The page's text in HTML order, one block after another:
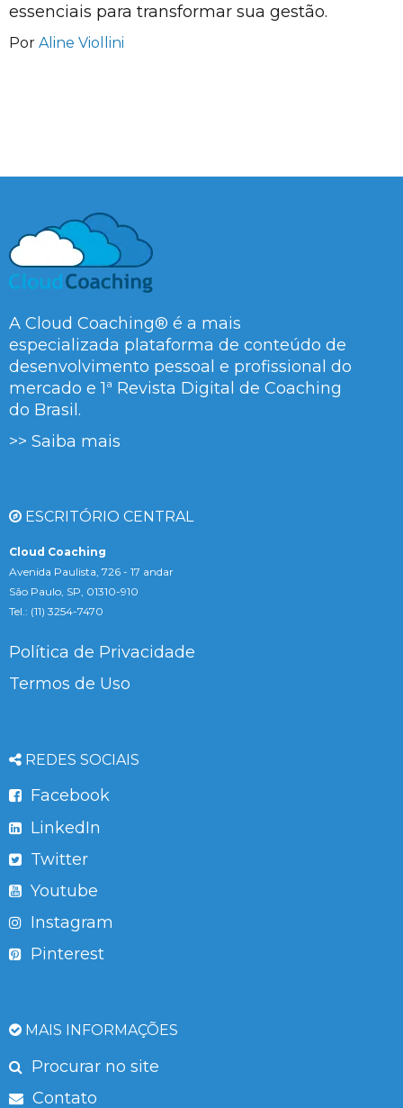
essenciais para transformar sua gestão.
Por Aline Viollini
A Cloud Coaching® é a mais
especializada plataforma de conteúdo de
desenvolvimento pessoal e profissional do
mercado e 1ª Revista Digital de Coaching
do Brasil.
>> Saiba mais
ESCRITÓRIO CENTRAL
Cloud Coaching
Avenida Paulista, 726 - 17 andar
São Paulo, SP, 01310-910
Tel.: (11) 3254-7470
Política de Privacidade
Termos de Uso
REDES SOCIAIS
Facebook
LinkedIn
Twitter
Youtube
Instagram
Pinterest
MAIS INFORMAÇÕES
Procurar no site
Contato